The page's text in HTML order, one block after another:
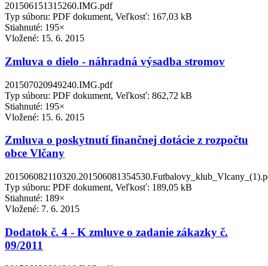
201506151315260.IMG.pdf
Typ súboru: PDF dokument, Veľkosť: 167,03 kB
Stiahnuté: 195×
Vložené: 15. 6. 2015
Zmluva o dielo - náhradná výsadba stromov
201507020949240.IMG.pdf
Typ súboru: PDF dokument, Veľkosť: 862,72 kB
Stiahnuté: 195×
Vložené: 15. 6. 2015
Zmluva o poskytnutí finančnej dotácie z rozpočtu
obce Vlčany
Typ súboru: PDF dokument, Veľkosť: 189,05 kB
Stiahnuté: 189×
Vložené: 7. 6. 2015
Dodatok č. 4 - K zmluve o zadanie zákazky č.
09/2011